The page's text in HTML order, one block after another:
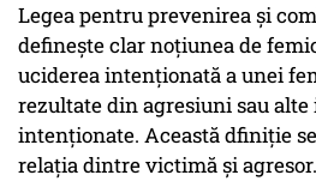
Legea pentru prevenirea și
definește clar noțiunea de
uciderea intenționată a unei
rezultate din agresiuni sau
intenționate. Această dfiniție
relația dintre victimă și agresor.